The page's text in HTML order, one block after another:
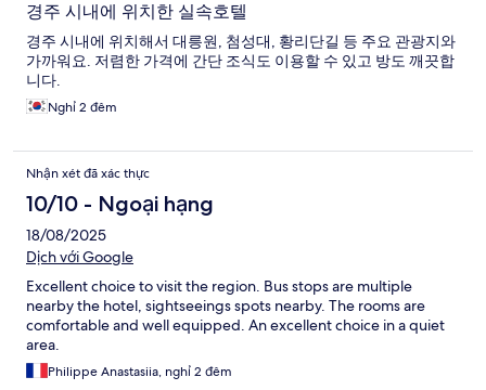
경주 시내에 위치한 실속호텔
경주 시내에 위치해서 대릉원, 첨성대, 황리단길 등 주요 관광지와
가까워요. 저렴한 가격에 간단 조식도 이용할 수 있고 방도 깨끗합
니다.
Nghỉ 2 đêm
Nhận xét đã xác thực
10/10 - Ngoại hạng
18/08/2025
Dịch với Google
Excellent choice to visit the region. Bus stops are multiple
nearby the hotel, sightseeings spots nearby. The rooms are
comfortable and well equipped. An excellent choice in a quiet
area.
Philippe Anastasiia, nghỉ 2 đêm